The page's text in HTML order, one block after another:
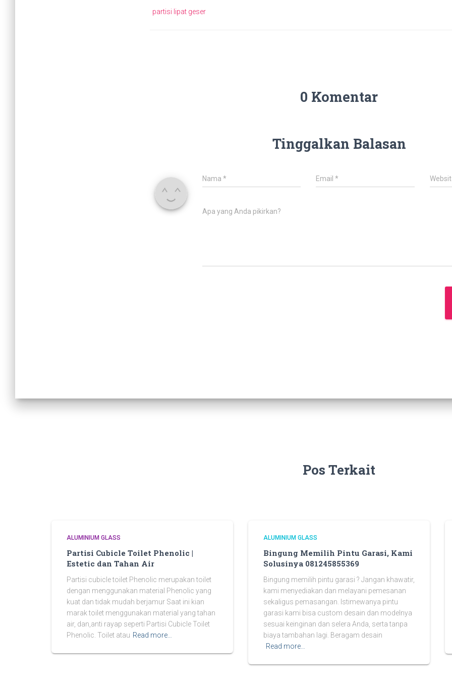
partisi lipat geser
0 Komentar
Tinggalkan Balasan
Nama * Email*
Apa yang Anda pikirkan?
Pos Terkait
ALUMINIUM GLASS
Partisi Cubicle Toilet Phenolic |
Estetic dan Tahan Air
Partisi cubicle toilet Phenolic merupakan toilet
dengan menggunakan material Phenolic yang
kuat dan tidak mudah berjamur Saat ini kian
marak toilet menggunakan material yang tahan
air, dan,anti rayap seperti Partisi Cubicle Toilet
Phenolic. Toilet atau Read more…
ALUMINIUM GLASS
Bingung Memilih Pintu Garasi, Kami
Solusinya 081245855369
Bingung memilih pintu garasi ? Jangan khawatir,
kami menyediakan dan melayani pemesanan
sekaligus pemasangan. Istimewanya pintu
garasi kami bisa custom desain dan modelnya
sesuai keinginan dan selera Anda, serta tanpa
biaya tambahan lagi. Beragam desain
Read more…